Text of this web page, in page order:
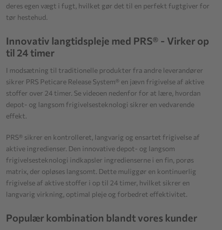
deres egen vægt i fugt, hvilket gør det til en perfekt fugtgiver for
tør hestehud.
Innovativ langtidspleje med PRS® - Virker op
til 24 timer
I modsætning til traditionelle produkter fra andre leverandører
sikrer PRS Peticare Release System® en jævn frigivelse af aktive
stoffer over 24 timer. Se videoen nedenfor for at lære, hvordan
depot- og langsom frigivelsesteknologi sikrer en vedvarende
effekt.
PRS® sikrer en kontrolleret, langvarig og ensartet frigivelse af
aktive ingredienser. Den innovative depot- og langsom
frigivelsesteknologi indkapsler ingredienserne i en fin, porøs
matrix, der opløses langsomt. Dette muliggør en kontinuerlig
frigivelse af aktive stoffer i op til 24 timer, hvilket sikrer en
langvarig virkning, optimal pleje og forbedret effektivitet.
Populær kombination blandt vores kunder